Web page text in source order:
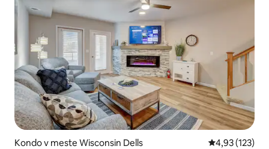
Kondo v meste Wisconsin Dells Priemerné
4,93 (123)